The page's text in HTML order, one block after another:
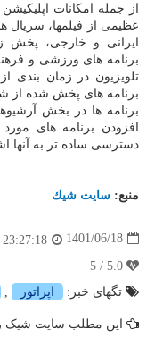
از جمله امکانات
عظیمی از فیلمها، سریال
ایرانی و خارجی، پخش
برنامه های ورزشی و
تلویزیون در زمان بندی
برنامه های پخش شده از
برنامه ها در بخش
افزودن برنامه های
دسترسی ساده تر به آنها
منبع: سایت شیك
1401/06/18
23:27:18
تگهای خبر:
اپراتور
این مطلب سایت شیک